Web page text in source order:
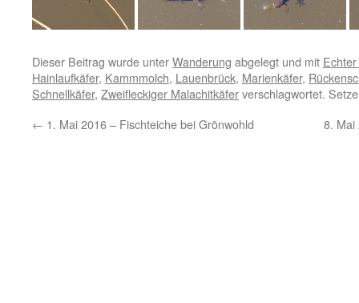
Dieser Beitrag wurde unterWanderung abgelegt und mit
Hainlaufkäfer, Kammmolch, Lauenbrück, Marienkäfer,
Schnellkäfer, Zweifleckiger Malachitkäferverschlagwortet.
← 1. Mai 2016 – Fischteiche bei Grönwohld 8. Mai